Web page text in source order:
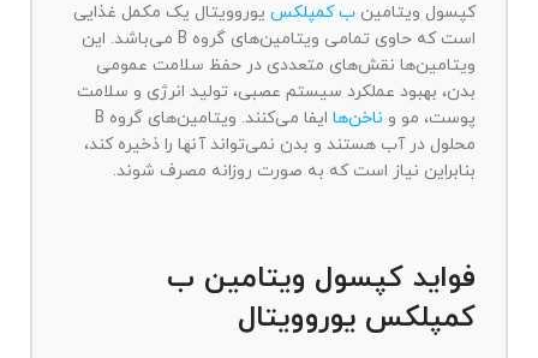
کپسول ویتامین ب کمپلکس یوروویتال یک مکمل غذایی
است که حاوی تمامی ویتامین‌های گروه B می‌باشد. این
ویتامین‌ها نقش‌های متعددی در حفظ سلامت عمومی
بدن، بهبود عملکرد سیستم عصبی، تولید انرژی و سلامت
پوست، مو و ناخن‌ها
ایفا می‌کنند. ویتامین‌های گروه B
محلول در آب هستند و بدن نمی‌تواند آنها را ذخیره کند،
بنابراین نیاز است که به صورت روزانه مصرف شوند.
فواید کپسول ویتامین ب
کمپلکس یوروویتال